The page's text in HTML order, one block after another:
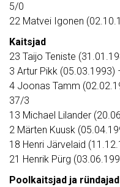
5/0
22 Matvei Igonen
Kaitsjad
23 Taijo Teniste
3 Artur Pikk (05.03.1993)
4 Joonas Tamm
37/3
13 Michael Lilander
2 Märten Kuusk
18 Henri Järvelaid
21 Henrik Pürg
Poolkaitsjad ja ründajad